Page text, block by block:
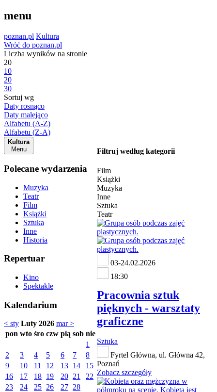
menu
poznan.pl Kultura
Wróć do poznan.pl
Liczba wyników na stronie
20
10
20
30
Sortuj wg
Daty rosnąco
Daty malejąco
Alfabetu (A-Z)
Alfabetu (Z-A)
Kultura
Menu
Polecane wydarzenia
Muzyka
Teatr
Film
Książki
Sztuka
Inne
Historia
Repertuar
Kino
Spektakle
Kalendarium
< sty Luty 2026 mar >
pon wto śro czw pią sob nie
1
2
3 4 5 6 7
8
9
10 11 12 13 14
15
16
17 18 19 20 21
22
23
24 25 26 27 28
Filtruj według kategorii
Film
Książki
Muzyka
Inne
Sztuka
Teatr
03-24.02.2026
18:30
Pracownia sztuk
pięknych - warsztaty
graficzne
Sztuka
Fyrtel Główna, ul. Główna 42,
Poznań
Zobacz szczegóły